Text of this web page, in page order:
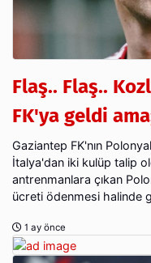
Flaş.. Flaş..
FK'ya geldi
Gaziantep FK'nın
İtalya'dan iki kulüp talip
antrenmanlara çıkan
ücreti ödenmesi halinde
1 ay önce